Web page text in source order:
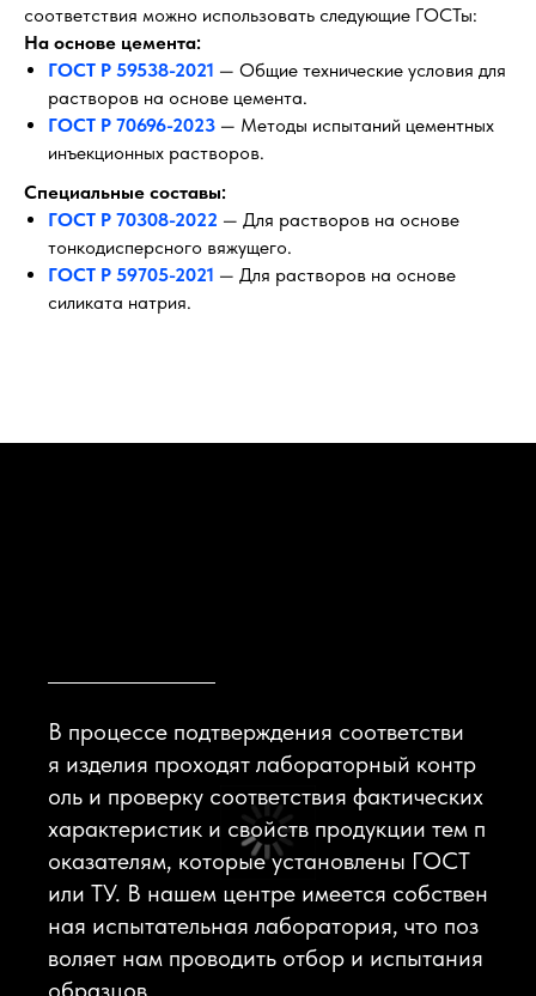
соответствия можно использовать следующие ГОСТы:
На основе цемента:
ГОСТ Р 59538-2021 — Общие технические условия для
растворов на основе цемента.
ГОСТ Р 70696-2023 — Методы испытаний цементных
инъекционных растворов.
Специальные составы:
ГОСТ Р 70308-2022 — Для растворов на основе
тонкодисперсного вяжущего.
ГОСТ Р 59705-2021 — Для растворов на основе
силиката натрия.
В процессе подтверждения соответстви
я изделия проходят лабораторный контр
оль и проверку соответствия фактических
характеристик и свойств продукции тем п
оказателям, которые установлены ГОСТ
или ТУ. В нашем центре имеется собствен
ная испытательная лаборатория, что поз
воляет нам проводить отбор и испытания
образцов.